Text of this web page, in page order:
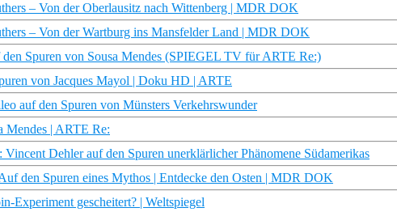
– Von der Oberlausitz nach Wittenberg | MDR DOK
– Von der Wartburg ins Mansfelder Land | MDR DOK
Spuren von Sousa Mendes (SPIEGEL TV für ARTE Re:)
von Jacques Mayol | Doku HD | ARTE
auf den Spuren von Münsters Verkehrswunder
Mendes | ARTE Re:
Dehler auf den Spuren unerklärlicher Phänomene Südamerikas
den Spuren eines Mythos | Entdecke den Osten | MDR DOK
Experiment gescheitert? | Weltspiegel